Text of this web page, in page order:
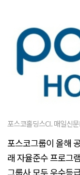
포스코홀딩스CI. 매일신
포스코그룹이 올해
래 자율준수 프로그
그룹사 모두 우수등